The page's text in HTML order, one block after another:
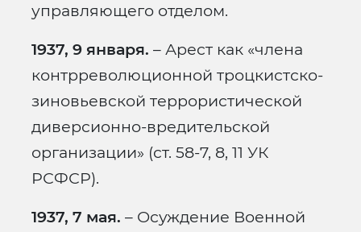
управляющего отделом.
1937, 9 января. – Арест как «члена
контрреволюционной троцкистско-
зиновьевской террористической
диверсионно-вредительской
организации» (ст. 58-7, 8, 11 УК
РСФСР).
1937, 7 мая. – Осуждение Военной